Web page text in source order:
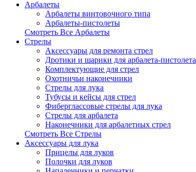
Арбалеты
Арбалеты винтовочного типа
Арбалеты-пистолеты
Смотреть Все Арбалеты
Стрелы
Аксессуары для ремонта стрел
Дротики и шарики для арбалета-пистолета
Комплектующие для стрел
Охотничьи наконечники
Стрелы для лука
Тубусы и кейсы для стрел
Фиберглассовые стрелы для лука
Стрелы для арбалета
Наконечники для арбалетных стрел
Смотреть Все Стрелы
Аксессуары для лука
Прицелы для луков
Полочки для луков